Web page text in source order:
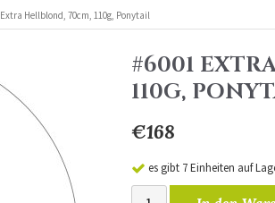
Extra Hellblond, 70cm, 110g, Ponytail
#6001
110G,
€168
es gibt 7 Einheiten auf